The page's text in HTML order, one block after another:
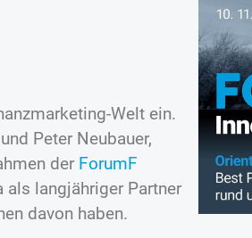
Welt ein.
Peter Neubauer,
der ForumF
als langjähriger Partner
davon haben.